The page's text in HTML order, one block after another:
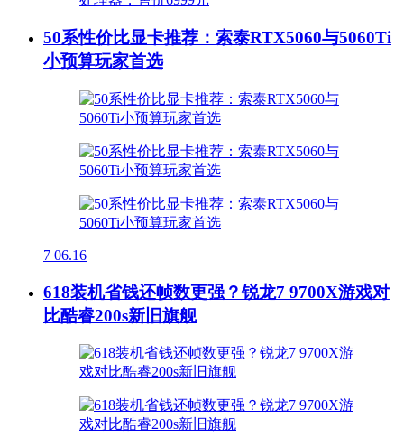
50系性价比显卡推荐：索泰RTX5060与5060Ti
小预算玩家首选
7 06.16
618装机省钱还帧数更强？锐龙7 9700X游戏对
比酷睿200s新旧旗舰